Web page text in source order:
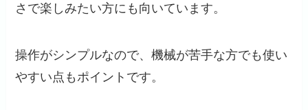
さで楽しみたい方にも向いています。
操作がシンプルなので、機械が苦手な方でも使い
やすい点もポイントです。